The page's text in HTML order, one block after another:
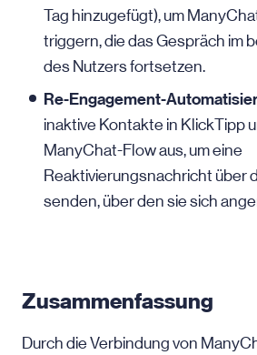
Tag hinzugefügt), um
triggern, die das Gespräch im
des Nutzers fortsetzen.
Re-Engagement-
inaktive Kontakte in KlickTipp
ManyChat-Flow aus, um eine
Reaktivierungsnachricht über
senden, über den sie sich
Zusammenfassung
Durch die Verbindung von